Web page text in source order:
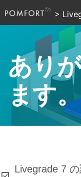
>
あり
ます。
Livegrade 7